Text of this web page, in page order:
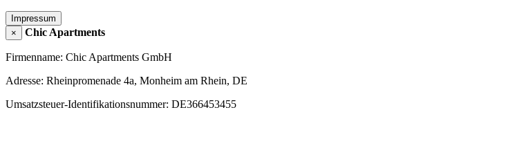
Impressum
×
Chic Apartments
Firmenname: Chic Apartments GmbH
Adresse: Rheinpromenade 4a, Monheim am Rhein, DE
Umsatzsteuer-Identifikationsnummer: DE366453455